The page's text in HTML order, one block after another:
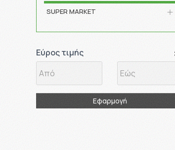
SUPER MARKET
Εύρος τιμής
Εφαρμογή